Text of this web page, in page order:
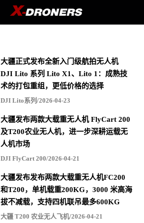
大疆正式发布全新入门级航拍无人机
DJI Lito 系列 Lito X1、Lito 1：成熟技
术的打包重组，更低价格的选择
DJI Lito系列/2026-04-23
大疆发布两款大载重无人机 FlyCart 200
及T200农业无人机，进一步深耕运载无
人机市场
DJI FlyCart 200/2026-04-21
大疆发布发布两款大载重无人机FC200
和T200，单机载重200KG，3000 米高海
拔不减载，支持四机联吊最多600KG
大疆 T200 农业无人飞机/2026-04-21